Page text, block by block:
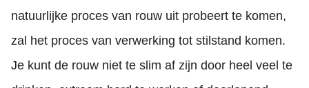
natuurlijke proces van rouw uit probeert te komen,
zal het proces van verwerking tot stilstand komen.
Je kunt de rouw niet te slim af zijn door heel veel te